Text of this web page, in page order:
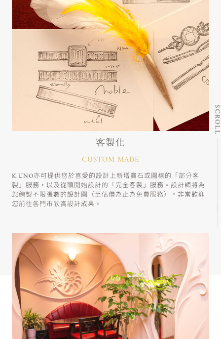
客製化
CUSTOM MADE
K.UNO亦可提供您於喜愛的設計上新增寶石或圖樣的「部分客
製」服務，以及從頭開始設計的「完全客製」服務。設計師將為
您繪製不限張數的設計圖（至估價為止為免費服務）。非常歡迎
您前往各門市欣賞設計成果。